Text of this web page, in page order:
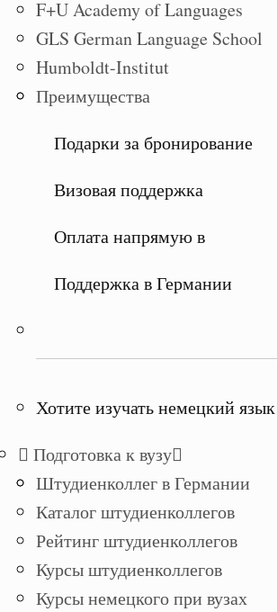
F+U Academy of Languages
GLS German Language School
Humboldt-Institut
Преимущества
Подарки за бронирование
Визовая поддержка
Оплата напрямую в
Поддержка в Германии
Хотите изучать немецкий
Подготовка к вузу
Штудиенколлег в Германии
Каталог штудиенколлегов
Рейтинг штудиенколлегов
Курсы штудиенколлегов
Курсы немецкого при вузах